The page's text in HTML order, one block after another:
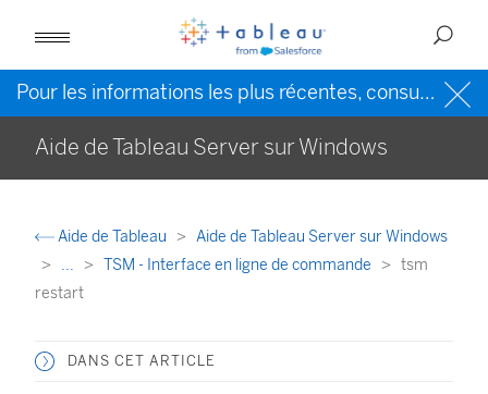
Pour les informations les plus récentes, consultez l’
Aide de Tableau Server sur Windows
Aide de Tableau
Aide de Tableau Server sur Windows
...
TSM - Interface en ligne de commande
tsm
restart
DANS CET ARTICLE